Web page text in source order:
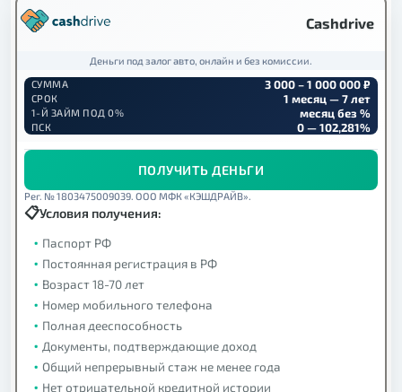
Cashdrive
Деньги под залог авто, онлайн и без комиссии.
СУММА
3 000 – 1 000 000 ₽
СРОК 1 месяц — 7 лет
1-Й ЗАЙМ ПОД 0% месяц без %
ПСК 0 — 102,281%
ПОЛУЧИТЬ ДЕНЬГИ
Рег. № 1803475009039. ООО МФК «КЭШДРАЙВ».
Условия получения:
Паспорт РФ
Постоянная регистрация в РФ
Возраст 18-70 лет
Номер мобильного телефона
Полная дееспособность
Документы, подтверждающие доход
Общий непрерывный стаж не менее года
Нет отрицательной кредитной истории